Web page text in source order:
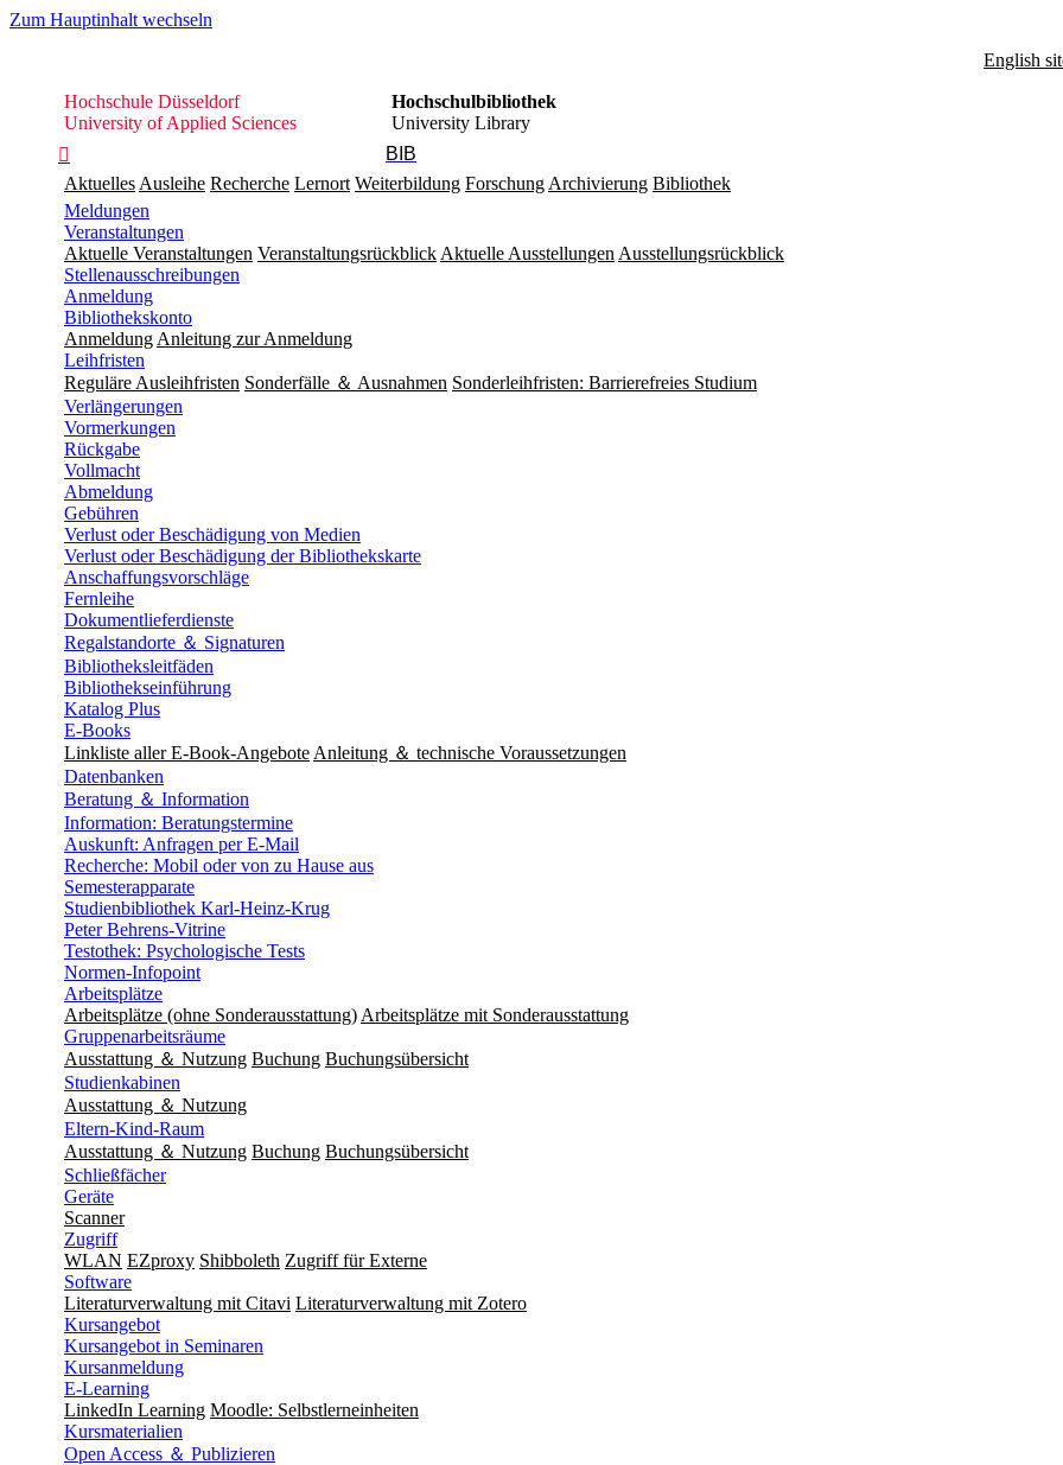
Zum Hauptinhalt wechseln
Hochschule
Düsseldorf
Hochschule Düsseldorf
University of Applied Sciences
Hochschulbibliothek
University Library

BIB
English
Aktuelles Ausleihe Recherche Lernort Weiterbildung Forschung Archivierung Bibliothek
Meldungen
Veranstaltungen
Aktuelle Veranstaltungen Veranstaltungsrückblick Aktuelle Ausstellungen Ausstellungsrückblick
Stellenausschreibungen
Anmeldung
Bibliothekskonto
Anmeldung Anleitung zur Anmeldung
Leihfristen
Reguläre Ausleihfristen Sonderfälle ＆ Ausnahmen Sonderleihfristen: Barrierefreies Studium
Verlängerungen
Vormerkungen
Rückgabe
Vollmacht
Abmeldung
Gebühren
Verlust oder Beschädigung von Medien
Verlust oder Beschädigung der Bibliothekskarte
Anschaffungsvorschläge
Fernleihe
Dokumentlieferdienste
Regalstandorte ＆ Signaturen
Bibliotheksleitfäden
Bibliothekseinführung
Katalog Plus
E-Books
Linkliste aller E-Book-Angebote Anleitung ＆ technische Voraussetzungen
Datenbanken
Beratung ＆ Information
Information: Beratungstermine
Auskunft: Anfragen per E-Mail
Recherche: Mobil oder von zu Hause aus
Semesterapparate
Studienbibliothek Karl-Heinz-Krug
Peter Behrens-Vitrine
Testothek: Psychologische Tests
Normen-Infopoint
Arbeitsplätze
Arbeitsplätze (ohne Sonderausstattung) Arbeitsplätze mit Sonderausstattung
Gruppenarbeitsräume
Ausstattung ＆ Nutzung Buchung Buchungsübersicht
Studienkabinen
Ausstattung ＆ Nutzung
Eltern-Kind-Raum
Ausstattung ＆ Nutzung Buchung Buchungsübersicht
Schließfächer
Geräte
Scanner
Zugriff
WLAN EZproxy Shibboleth Zugriff für Externe
Software
Literaturverwaltung mit Citavi Literaturverwaltung mit Zotero
Kursangebot
Kursangebot in Seminaren
Kursanmeldung
E-Learning
LinkedIn Learning Moodle: Selbstlerneinheiten
Kursmaterialien
Open Access ＆ Publizieren